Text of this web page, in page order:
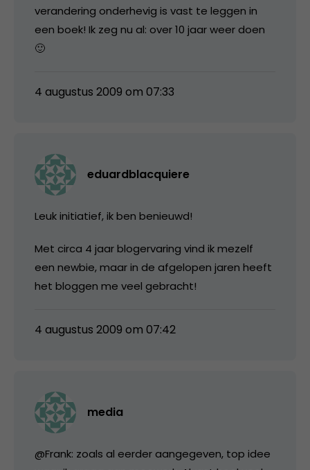
verandering onderhevig is vast te leggen in
een boek! Ik zeg nu al: over 10 jaar weer doen
🙂
4 augustus 2009 om 07:33
eduardblacquiere
Leuk initiatief, ik ben benieuwd!
Met circa 4 jaar blogervaring vind ik mezelf
een newbie, maar in de afgelopen jaren heeft
het bloggen me veel gebracht!
4 augustus 2009 om 07:42
media
@Frank: zoals al eerder aangegeven, top idee